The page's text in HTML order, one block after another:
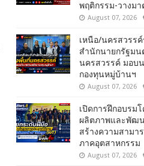
พฤติกรรม-วางม
August 07, 2026
เหนือ/นครสวรร
สำนักนายกรัฐม
นครสวรรค์ มอบ
กองทุนหมู่บ้านฯ
August 07, 2026
เปิดการฝึกอบรม
ผลิตภาพและพัฒ
สร้างความสามา
ภาคอุตสาหกรรม
August 07, 2026